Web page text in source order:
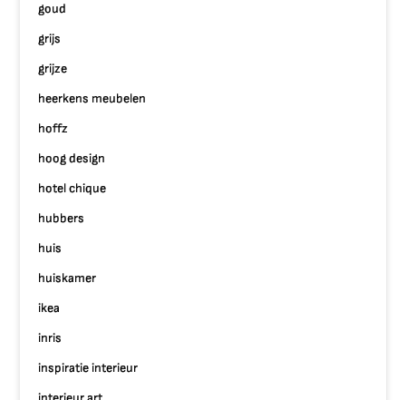
goud
grijs
grijze
heerkens meubelen
hoffz
hoog design
hotel chique
hubbers
huis
huiskamer
ikea
inris
inspiratie interieur